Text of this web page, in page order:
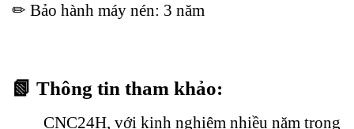
✏ Bảo hành máy nén: 3 năm
📗 Thông tin tham khảo:
CNC24H, với kinh nghiệm nhiều năm trong